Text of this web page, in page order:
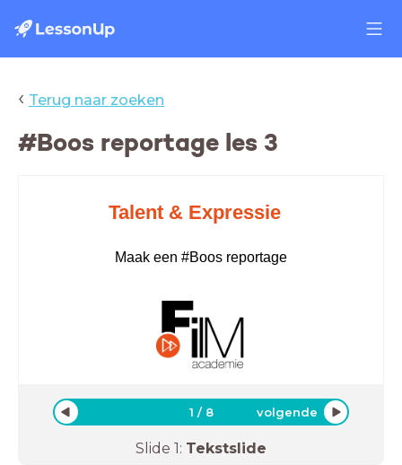
‹ Terug naar zoeken
#Boos reportage les 3
Talent & Expressie
Maak een #Boos reportage
1 / 8 volgende
Slide 1: Tekstslide